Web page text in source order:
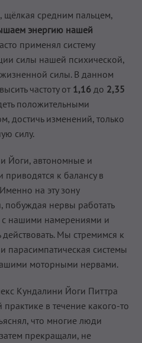
щёлкая средним пальцем,
энергию нашей
применял систему
силы нашей психической,
силы. В данном
частоту от 1,16 до 2,35
положительными
достичь изменений, только
силу.
Йоги, автономные и
к балансу в
на эту зону
побуждая нервы работать
с нашими намерениями и
Мы стремимся к
парасимпатическая системы
моторными нервами.
Кундалини Йоги Питтра
в течение какого-то
что многие люди
прекращали, не